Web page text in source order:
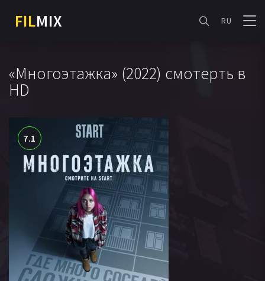
FILMIX RU
«Многоэтажка» (2022) смотерть в
HD
7.1